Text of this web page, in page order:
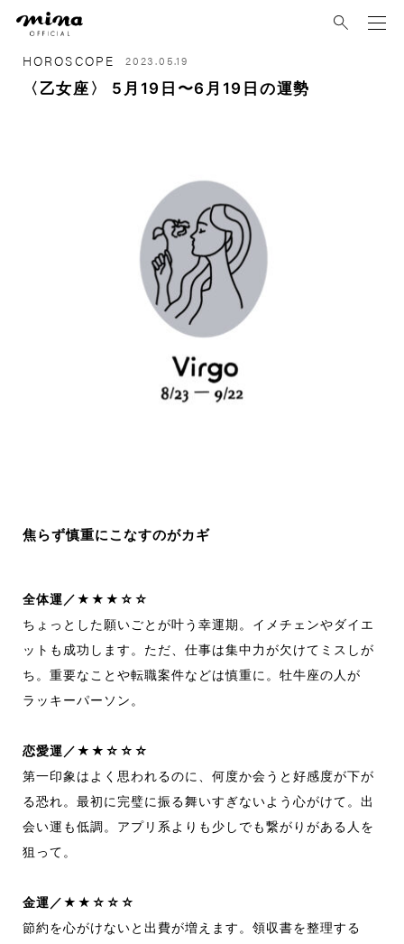
HOROSCOPE 2023.05.19
〈乙女座〉 5月19日〜6月19日の運勢
焦らず慎重にこなすのがカギ
全体運／★★★☆☆
ち ょ っ と した願いごとが叶う幸運期。 イ メチェ ンやダイエ
ッ トも 成功 します。 ただ、 仕事は集中力が欠けて ミ ス しが
ち。 重要なこ とや転職案件などは慎重に。 牡牛座の人が
ラ ッ キーパーソン。
恋愛運／★★☆☆☆
第一印象はよ く思われるのに、 何度か会う と好感度が下が
る恐れ。 最初に完璧に振る舞いすぎないよう心がけて。 出
会い運も低調。 アプリ系より も少しでも繋がりがある人を
狙って。
金運／★★☆☆☆
節約を心がけないと出費が増えます。 領収書を整理する